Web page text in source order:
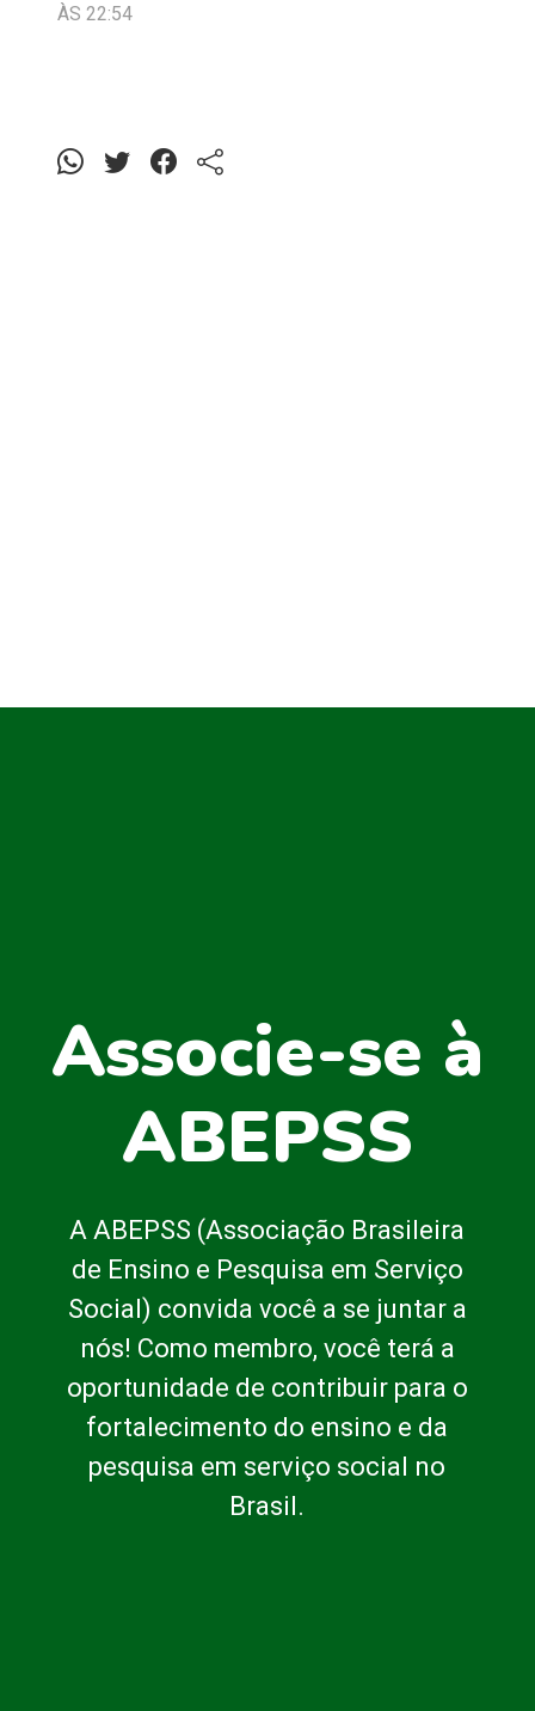
ÀS 22:54
Associe-se à
ABEPSS
A ABEPSS (Associação Brasileira
de Ensino e Pesquisa em Serviço
Social) convida você a se juntar a
nós! Como membro, você terá a
oportunidade de contribuir para o
fortalecimento do ensino e da
pesquisa em serviço social no
Brasil.